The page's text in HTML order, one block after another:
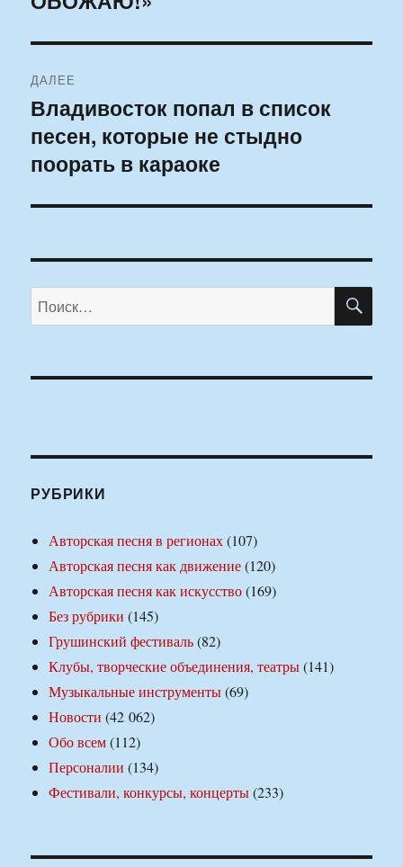
ДАЛЕЕ
Следующая
запись:
Владивосток попал в список
песен, которые не стыдно
поорать в караоке
Искать:
РУБРИКИ
Авторская песня в регионах(107)
Авторская песня как движение(120)
Авторская песня как искусство(169)
Без рубрики (145)
Грушинский фестиваль(82)
Клубы, творческие объединения, театры(141)
Музыкальные инструменты(69)
Новости (42 062)
Обо всем(112)
Персоналии (134)
Фестивали, конкурсы, концерты(233)